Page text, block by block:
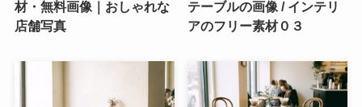
材・無料画像｜おしゃれな
店舗写真
テーブルの画像 / インテリ
アのフリー素材０３